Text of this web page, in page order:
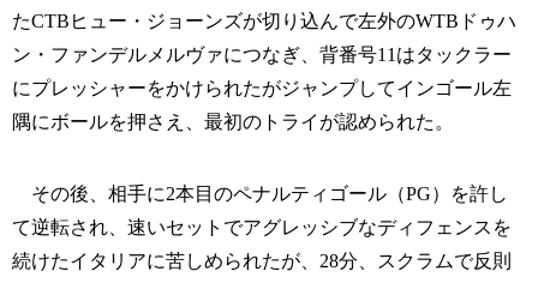
たCTBヒュー・ジョーンズが切り込んで左外のWTBドゥハ
ン・ファンデルメルヴァにつなぎ、背番号11はタックラー
にプレッシャーをかけられたがジャンプしてインゴール左
隅にボールを押さえ、最初のトライが認められた。
その後、相手に2本目のペナルティゴール（PG）を許し
て逆転され、速いセットでアグレッシブなディフェンスを
続けたイタリアに苦しめられたが、28分、スクラムで反則